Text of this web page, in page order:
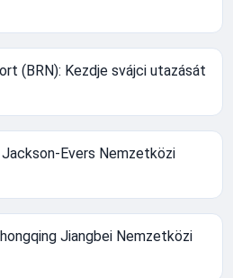
(BRN): Kezdje svájci utazását
Evers Nemzetközi
Jiangbei Nemzetközi